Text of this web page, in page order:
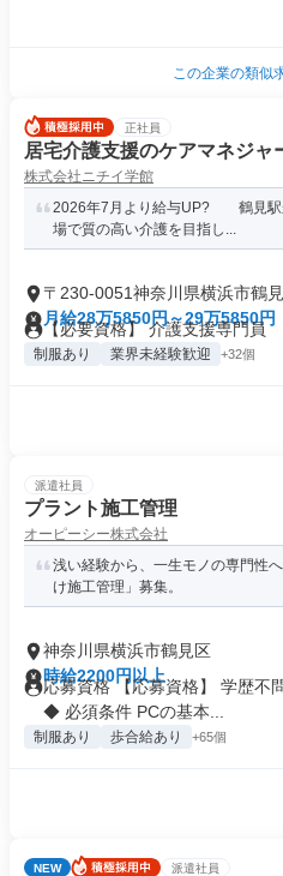
この企業の類似
正社員
居宅介護支援のケアマネジャ
株式会社ニチイ学館
2026年7月より給与UP? 鶴見駅
場で質の高い介護を目指し...
〒230-0051神奈川県横浜市鶴
月給28万5850円～29万5850円
【必要資格】 介護支援専門員
制服あり 業界未経験歓迎 +32個
派遣社員
プラント施工管理
オーピーシー株式会社
浅い経験から、一生モノの専門性
け施工管理」募集。
神奈川県横浜市鶴見区
時給2200円以上
応募資格 【応募資格】 学歴不
◆ 必須条件 PCの基本...
制服あり 歩合給あり +65個
NEW 派遣社員